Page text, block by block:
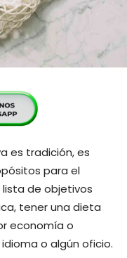
es tradición, es
para el
de objetivos
tener una dieta
economía o
o algún oficio.